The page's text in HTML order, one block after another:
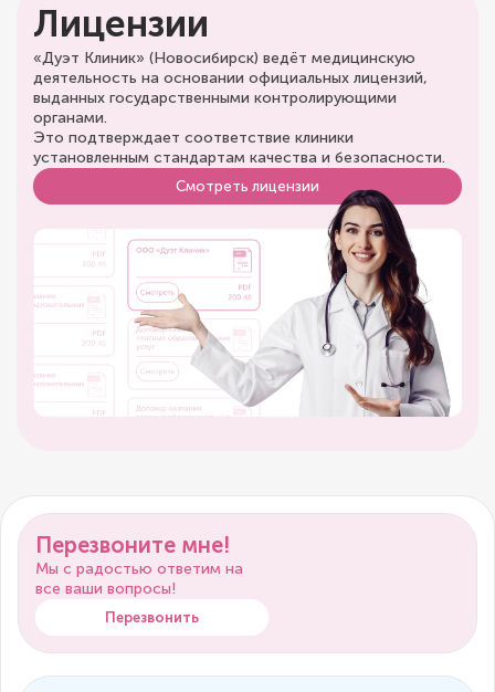
Лицензии
«Дуэт Клиник» (Новосибирск) ведёт медицинскую
деятельность на основании официальных лицензий,
выданных государственными контролирующими
органами.
Это подтверждает соответствие клиники
установленным стандартам качества и безопасности.
Смотреть лицензии
Перезвоните мне!
Мы с радостью ответим на
все ваши вопросы!
Перезвонить